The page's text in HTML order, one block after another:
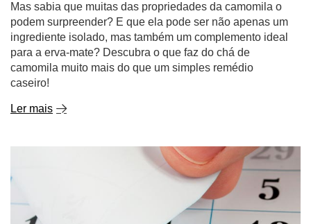
Mas sabia que muitas das propriedades da camomila o
podem surpreender? E que ela pode ser não apenas um
ingrediente isolado, mas também um complemento ideal
para a erva-mate? Descubra o que faz do chá de
camomila muito mais do que um simples remédio
caseiro!
Ler mais